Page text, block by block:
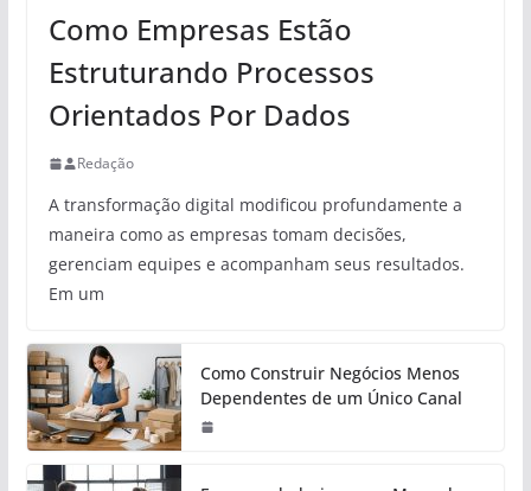
Como Empresas Estão
Estruturando Processos
Orientados Por Dados
Redação
A transformação digital modificou profundamente a
maneira como as empresas tomam decisões,
gerenciam equipes e acompanham seus resultados.
Em um
Como Construir Negócios Menos
Dependentes de um Único Canal